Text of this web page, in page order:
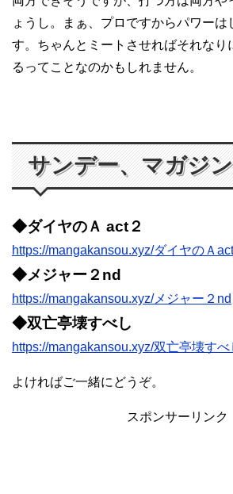
ょうし。まぁ、プロですからパワー
す。ちゃんとミートさせればそれなり
るってことなのかもしれません。
サンデー、マガジ
◆ダイヤのＡ act２
https://mangakansou.xyz/ダイヤのＡ
◆メジャー２nd
https://mangakansou.xyz/メジャー２nd
◆双亡亭壊すべし
https://mangakansou.xyz/双亡亭壊すべ
よければご一緒にどうぞ。
スポンサーリンク